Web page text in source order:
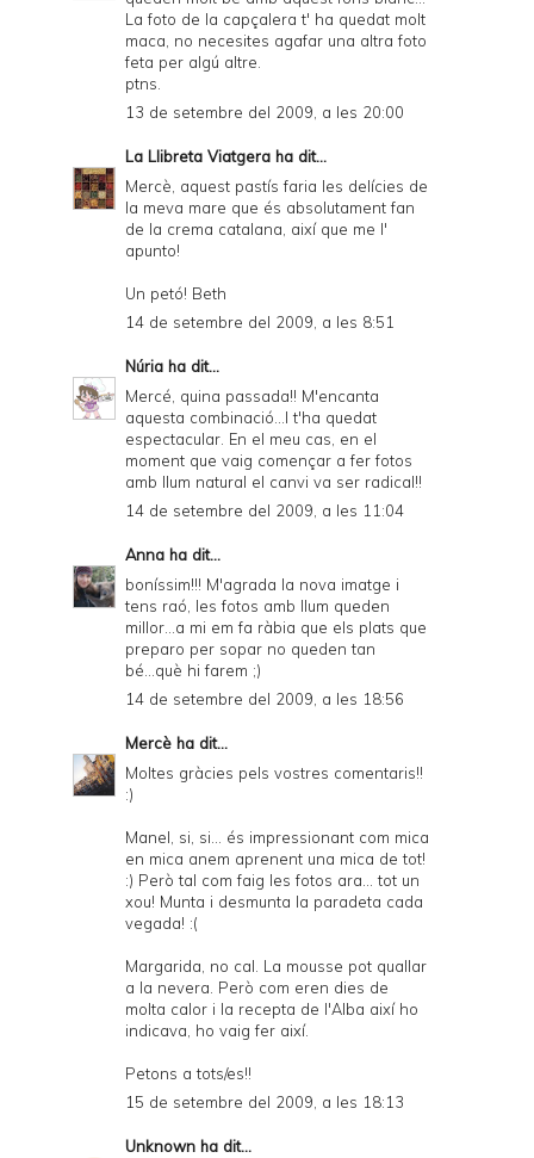
La foto de la capçalera t' ha quedat molt
maca, no necesites agafar una altra foto
feta per algú altre.
ptns.
13 de setembre del 2009, a les 20:00
La Llibreta Viatgera ha dit...
Mercè, aquest pastís faria les delícies de
la meva mare que és absolutament fan
de la crema catalana, així que me l'
apunto!
Un petó! Beth
14 de setembre del 2009, a les 8:51
Núria ha dit...
Mercé, quina passada!! M'encanta
aquesta combinació...I t'ha quedat
espectacular. En el meu cas, en el
moment que vaig començar a fer fotos
amb llum natural el canvi va ser radical!!
14 de setembre del 2009, a les 11:04
Anna ha dit...
boníssim!!! M'agrada la nova imatge i
tens raó, les fotos amb llum queden
millor...a mi em fa ràbia que els plats que
preparo per sopar no queden tan
bé...què hi farem ;)
14 de setembre del 2009, a les 18:56
Mercè ha dit...
Moltes gràcies pels vostres comentaris!!
:)
Manel, si, si... és impressionant com mica
en mica anem aprenent una mica de tot!
:) Però tal com faig les fotos ara... tot un
xou! Munta i desmunta la paradeta cada
vegada! :(
Margarida, no cal. La mousse pot quallar
a la nevera. Però com eren dies de
molta calor i la recepta de l'Alba així ho
indicava, ho vaig fer així.
Petons a tots/es!!
15 de setembre del 2009, a les 18:13
Unknown ha dit...